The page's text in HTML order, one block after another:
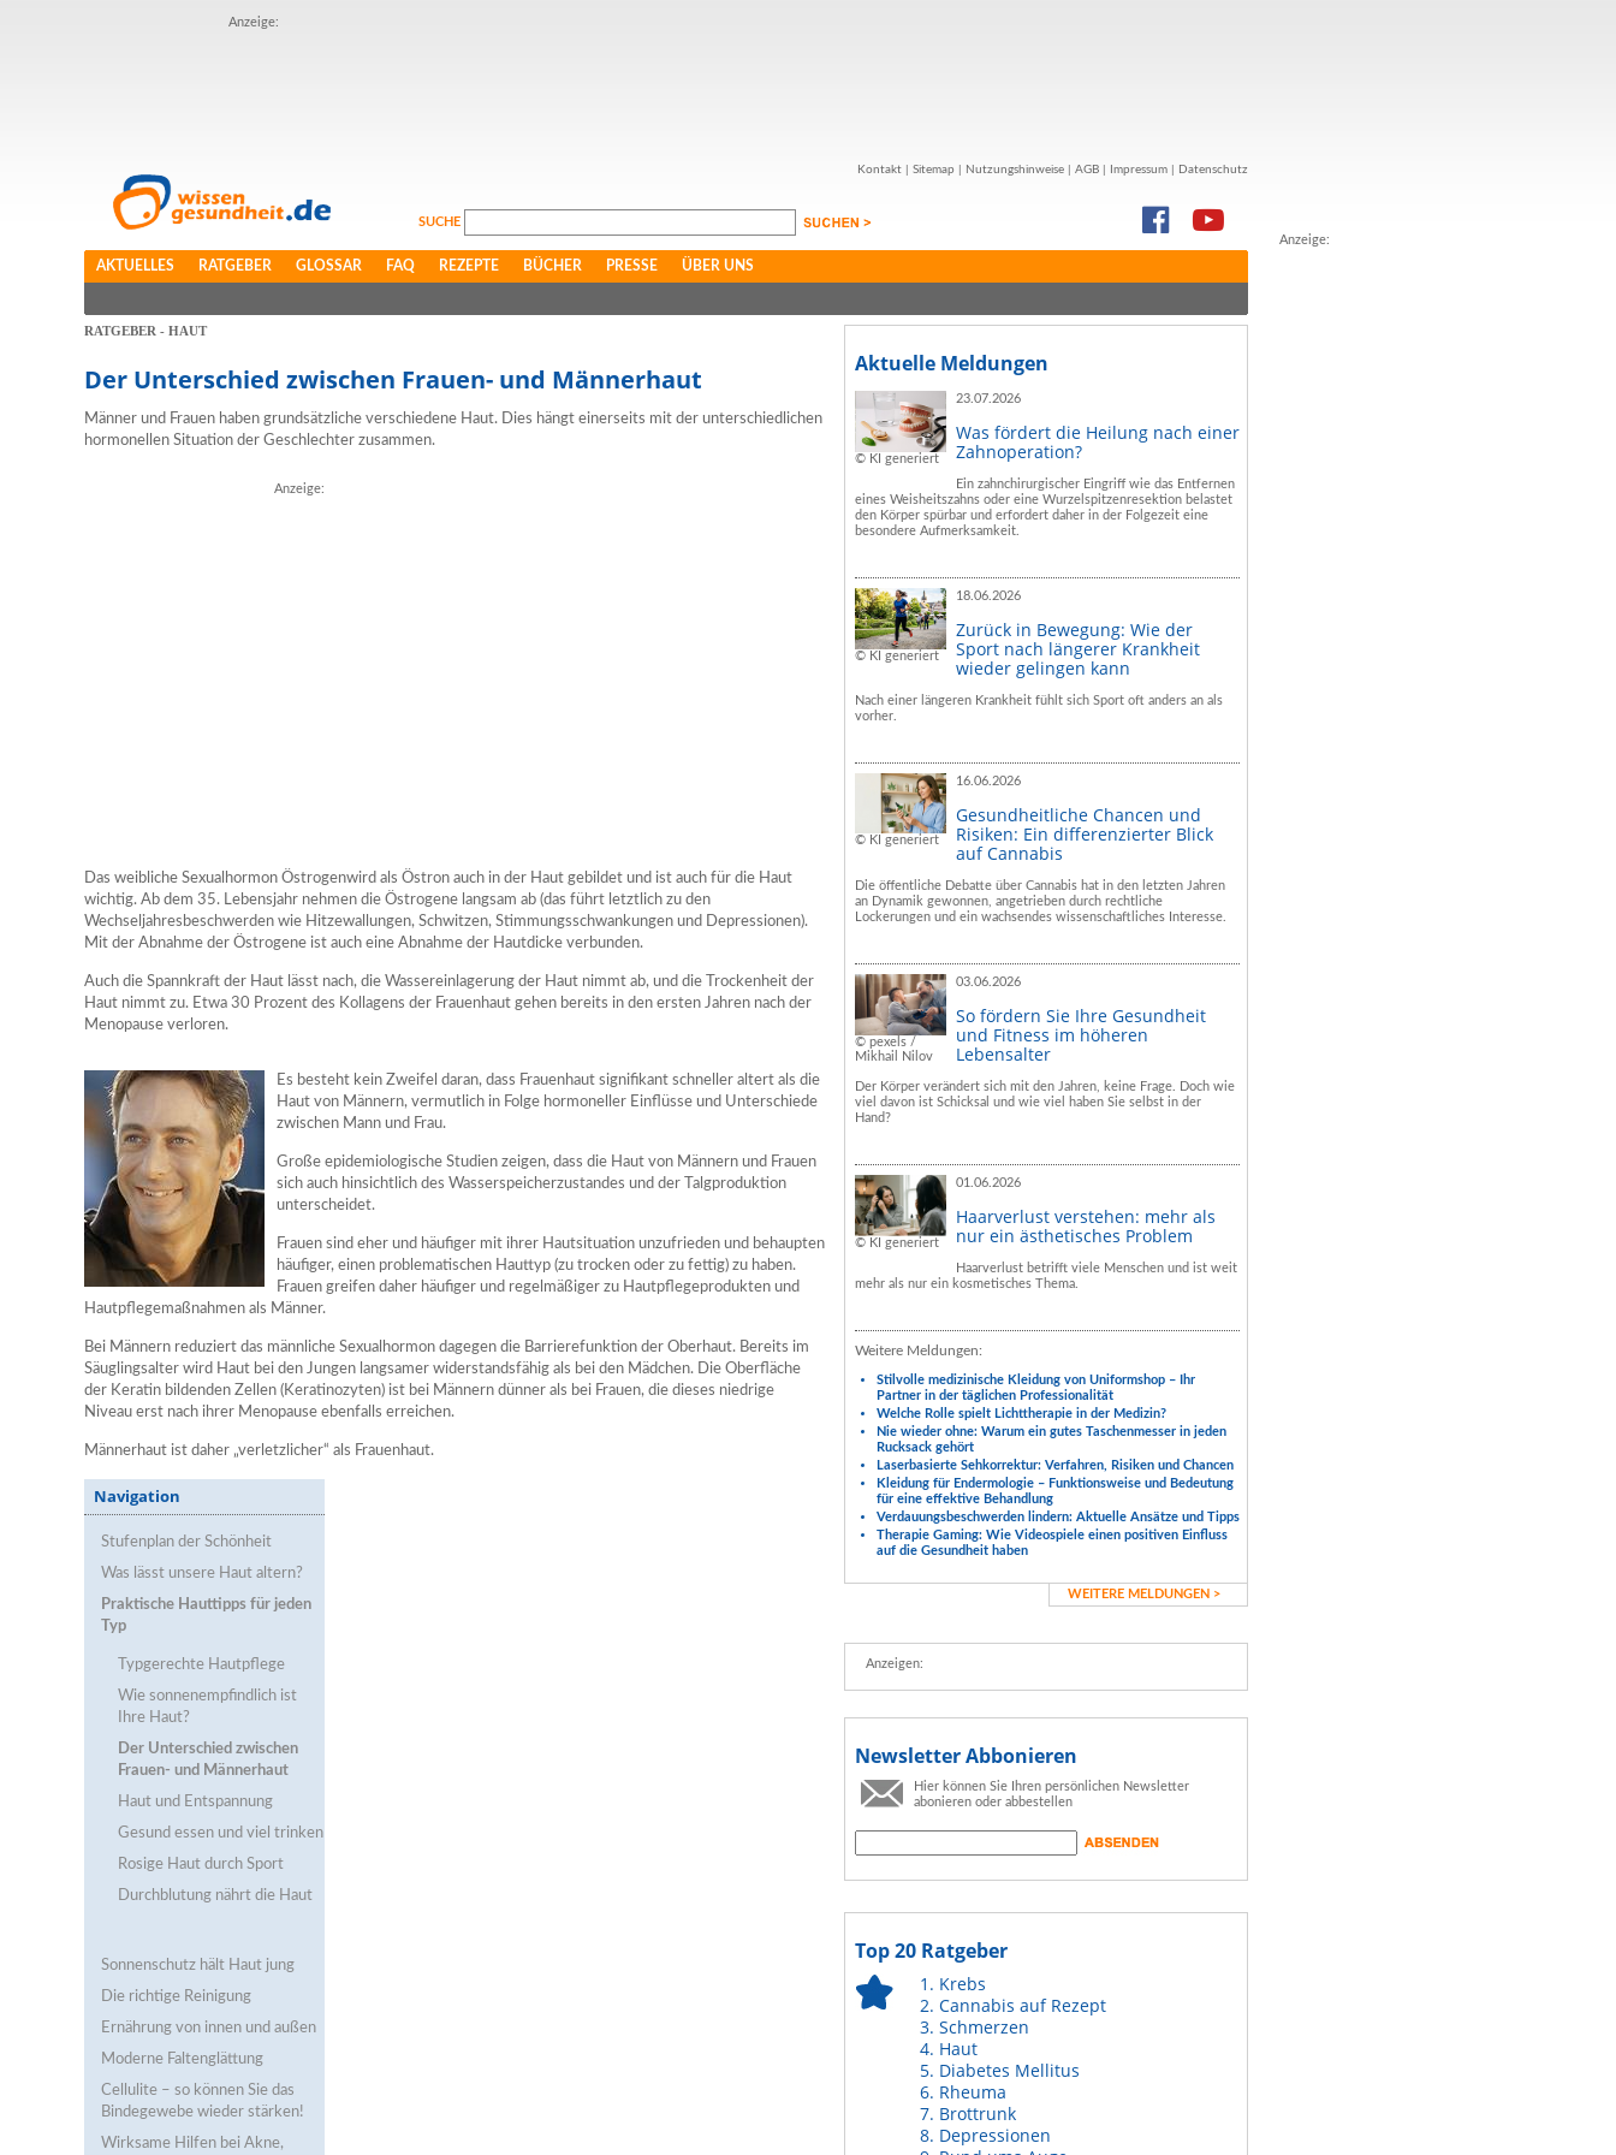
Anzeige:
Anzeige:
Kontakt Sitemap Nutzungshinweise AGB Impressum Datenschutz
SUCHE
AKTUELLES RATGEBER GLOSSAR FAQ REZEPTE BÜCHER PRESSE ÜBER UNS
RATGEBER - HAUT
Der Unterschied zwischen Frauen- und Männerhaut
Männer und Frauen haben grundsätzliche verschiedene Haut. Dies hängt einerseits mit der unterschiedlichen
hormonellen Situation der Geschlechter zusammen.
Anzeige:
Das weibliche Sexualhormon Östrogenwird als Östron auch in der Haut gebildet und ist auch für die Haut
wichtig. Ab dem 35. Lebensjahr nehmen die Östrogene langsam ab (das führt letztlich zu den
Wechseljahresbeschwerden wie Hitzewallungen, Schwitzen, Stimmungsschwankungen und Depressionen).
Mit der Abnahme der Östrogene ist auch eine Abnahme der Hautdicke verbunden.
Auch die Spannkraft der Haut lässt nach, die Wassereinlagerung der Haut nimmt ab, und die Trockenheit der
Haut nimmt zu. Etwa 30 Prozent des Kollagens der Frauenhaut gehen bereits in den ersten Jahren nach der
Menopause verloren.
Es besteht kein Zweifel daran, dass Frauenhaut signifikant schneller altert als die
Haut von Männern, vermutlich in Folge hormoneller Einflüsse und Unterschiede
zwischen Mann und Frau.
Große epidemiologische Studien zeigen, dass die Haut von Männern und Frauen
sich auch hinsichtlich des Wasserspeicherzustandes und der Talgproduktion
unterscheidet.
Frauen sind eher und häufiger mit ihrer Hautsituation unzufrieden und behaupten
häufiger, einen problematischen Hauttyp (zu trocken oder zu fettig) zu haben.
Frauen greifen daher häufiger und regelmäßiger zu Hautpflegeprodukten und
Hautpflegemaßnahmen als Männer.
Bei Männern reduziert das männliche Sexualhormon dagegen die Barrierefunktion der Oberhaut. Bereits im
Säuglingsalter wird Haut bei den Jungen langsamer widerstandsfähig als bei den Mädchen. Die Oberfläche
der Keratin bildenden Zellen (Keratinozyten) ist bei Männern dünner als bei Frauen, die dieses niedrige
Niveau erst nach ihrer Menopause ebenfalls erreichen.
Männerhaut ist daher „verletzlicher“ als Frauenhaut.
Navigation
Stufenplan der Schönheit
Was lässt unsere Haut altern?
Praktische Hauttipps für jeden
Typ
Typgerechte Hautpflege
Wie sonnenempfindlich ist
Ihre Haut?
Der Unterschied zwischen
Frauen- und Männerhaut
Haut und Entspannung
Gesund essen und viel trinken
Rosige Haut durch Sport
Durchblutung nährt die Haut
Sonnenschutz hält Haut jung
Die richtige Reinigung
Ernährung von innen und außen
Moderne Faltenglättung
Cellulite – so können Sie das
Bindegewebe wieder stärken!
Wirksame Hilfen bei Akne,
Aktuelle Meldungen
© KI generiert
23.07.2026
Was fördert die Heilung nach einer
Zahnoperation?
Ein zahnchirurgischer Eingriff wie das Entfernen
eines Weisheitszahns oder eine Wurzelspitzenresektion belastet
den Körper spürbar und erfordert daher in der Folgezeit eine
besondere Aufmerksamkeit.
© KI generiert
18.06.2026
Zurück in Bewegung: Wie der
Sport nach längerer Krankheit
wieder gelingen kann
Nach einer längeren Krankheit fühlt sich Sport oft anders an als
vorher.
© KI generiert
16.06.2026
Gesundheitliche Chancen und
Risiken: Ein differenzierter Blick
auf Cannabis
Die öffentliche Debatte über Cannabis hat in den letzten Jahren
an Dynamik gewonnen, angetrieben durch rechtliche
Lockerungen und ein wachsendes wissenschaftliches Interesse.
© pexels /
Mikhail Nilov
03.06.2026
So fördern Sie Ihre Gesundheit
und Fitness im höheren
Lebensalter
Der Körper verändert sich mit den Jahren, keine Frage. Doch wie
viel davon ist Schicksal und wie viel haben Sie selbst in der
Hand?
© KI generiert
01.06.2026
Haarverlust verstehen: mehr als
nur ein ästhetisches Problem
Haarverlust betrifft viele Menschen und ist weit
mehr als nur ein kosmetisches Thema.
Weitere Meldungen:
Stilvolle medizinische Kleidung von Uniformshop – Ihr
Partner in der täglichen Professionalität
Welche Rolle spielt Lichttherapie in der Medizin?
Nie wieder ohne: Warum ein gutes Taschenmesser in jeden
Rucksack gehört
Laserbasierte Sehkorrektur: Verfahren, Risiken und Chancen
Kleidung für Endermologie – Funktionsweise und Bedeutung
für eine effektive Behandlung
Verdauungsbeschwerden lindern: Aktuelle Ansätze und Tipps
Therapie Gaming: Wie Videospiele einen positiven Einfluss
auf die Gesundheit haben
WEITERE MELDUNGEN >
Anzeigen:
Newsletter Abbonieren
Hier können Sie Ihren persönlichen Newsletter
abonieren oder abbestellen
Top 20 Ratgeber
Krebs
Cannabis auf Rezept
Schmerzen
Haut
Diabetes Mellitus
Rheuma
Brottrunk
Depressionen